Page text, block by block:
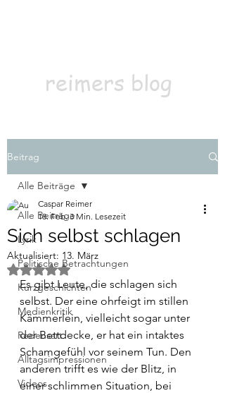
reimers blog
Beitrag
Alle Beiträge
Lyrik
Politische Betrachtungen
Kurzgeschichten
Medienkritik
Redensart
Alltagsimpressionen
Videos
Alle Beiträge
Sich selbst schlagen
Caspar Reimer
18. Feb. 3 Min. Lesezeit
Aktualisiert: 13. März
Mit NaN von 5 Sternen bewertet.
Es gibt Leute, die schlagen sich
selbst. Der eine ohrfeigt im stillen
Kämmerlein, vielleicht sogar unter
der Bettdecke, er hat ein intaktes
Schamgefühl vor seinem Tun. Den
anderen trifft es wie der Blitz, in
einer schlimmen Situation, bei